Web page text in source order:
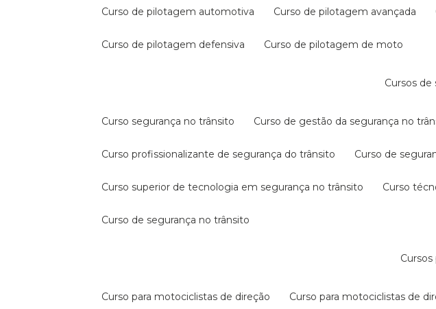
curso de pilotagem automotiva curso de pilotagem avançada
curso de pilotagem defensiva curso de pilotagem de moto
cursos
curso segurança no trânsito curso de gestão da segurança no
curso profissionalizante de segurança do trânsito curso de
curso superior de tecnologia em segurança no trânsito curso
curso de segurança no trânsito
curso para motociclistas de direção curso para motociclistas de